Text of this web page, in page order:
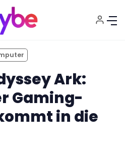
Ark:
Gaming-
in die